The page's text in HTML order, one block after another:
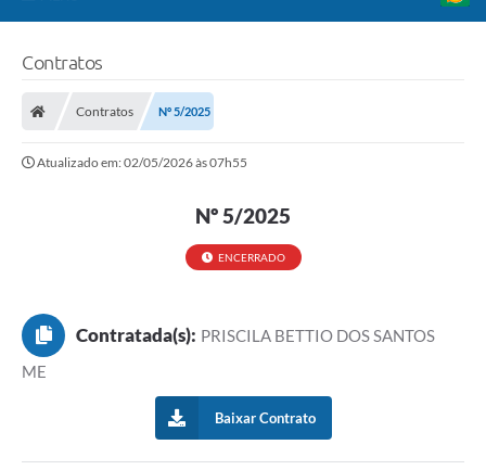
Portal da Transparência
Ouvidoria
Contratos
Contratos Nº 5/2025
Atualizado em: 02/05/2026 às 07h55
Nº 5/2025
ENCERRADO
Contratada(s): PRISCILA BETTIO DOS SANTOS
ME
Baixar Contrato